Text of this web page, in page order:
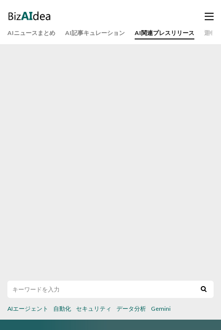
AIニュースまとめ AI記事キュレーション AI関連プレスリリース 運営
AIエージェント 自動化 セキュリティ データ分析 Gemini